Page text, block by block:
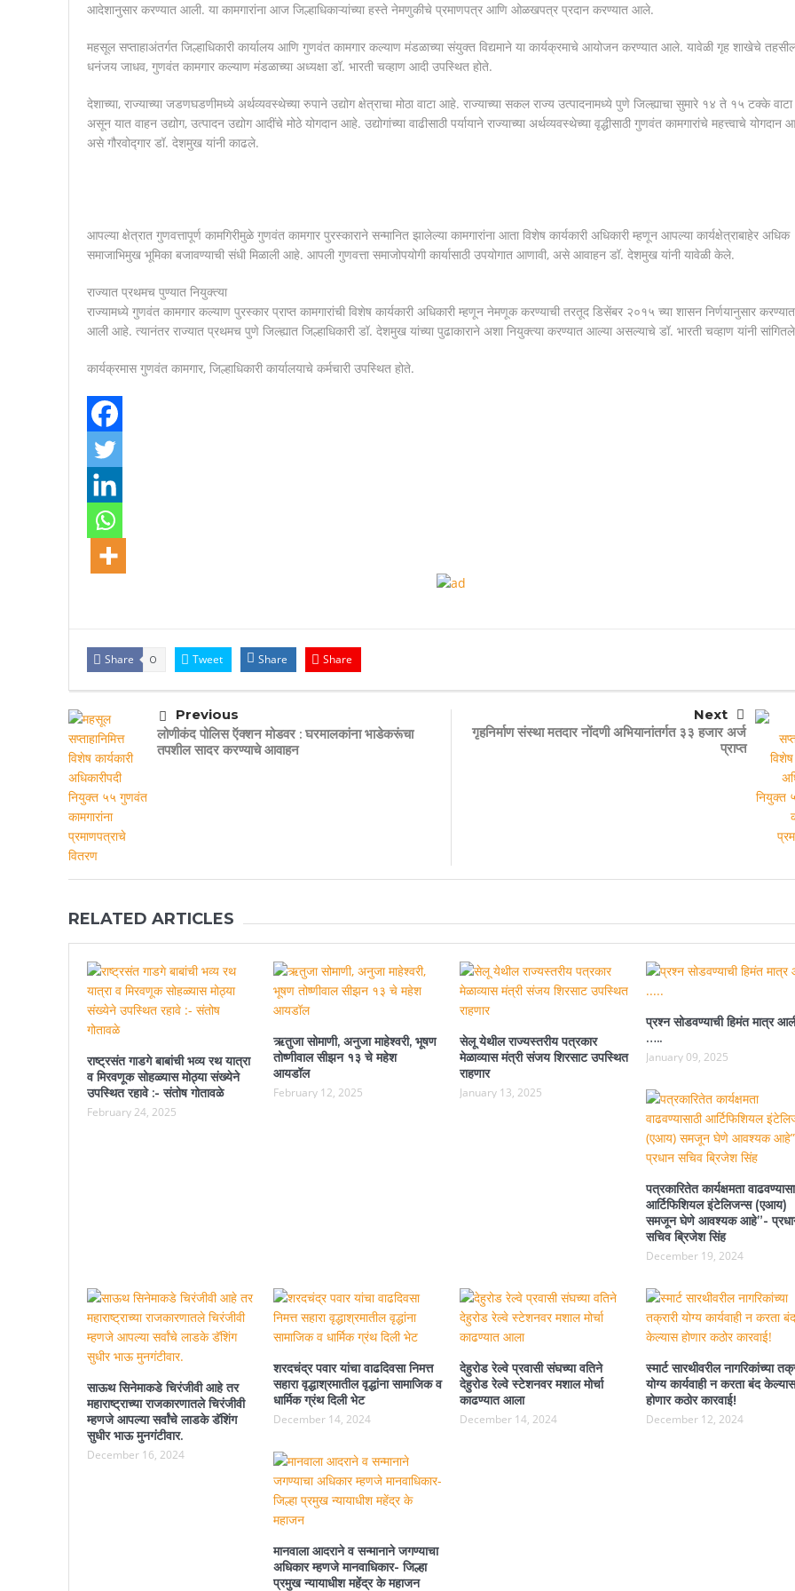
आदेशानुसार करण्यात आली. या कामगारांना आज जिल्हाधिकाऱ्यांच्या हस्ते नेमणुकीचे प्रमाणपत्र आणि ओळखपत्र प्रदान करण्यात आले.
महसूल सप्ताहाअंतर्गत जिल्हाधिकारी कार्यालय आणि गुणवंत कामगार कल्याण मंडळाच्या संयुक्त विद्यमाने या कार्यक्रमाचे आयोजन करण्यात आले. यावेळी गृह शाखेचे
धनंजय जाधव, गुणवंत कामगार कल्याण मंडळाच्या अध्यक्षा डॉ. भारती चव्हाण आदी उपस्थित होते.
देशाच्या, राज्याच्या जडणघडणीमध्ये अर्थव्यवस्थेच्या रुपाने उद्योग क्षेत्राचा मोठा वाटा आहे. राज्याच्या सकल राज्य उत्पादनामध्ये पुणे जिल्ह्याचा सुमारे १४ ते १५ टक्के वाटा
असून यात वाहन उद्योग, उत्पादन उद्योग आदींचे मोठे योगदान आहे. उद्योगांच्या वाढीसाठी पर्यायाने राज्याच्या अर्थव्यवस्थेच्या वृद्धीसाठी गुणवंत कामगारांचे महत्त्वाचे योगदान
असे गौरवोद्गार डॉ. देशमुख यांनी काढले.
आपल्या क्षेत्रात गुणवत्तापूर्ण कामगिरीमुळे गुणवंत कामगार पुरस्काराने सन्मानित झालेल्या कामगारांना आता विशेष कार्यकारी अधिकारी म्हणून आपल्या कार्यक्षेत्राबाहेर अधिक
समाजाभिमुख भूमिका बजावण्याची संधी मिळाली आहे. आपली गुणवत्ता समाजोपयोगी कार्यासाठी उपयोगात आणावी, असे आवाहन डॉ. देशमुख यांनी यावेळी केले.
राज्यात प्रथमच पुण्यात नियुक्त्या
राज्यामध्ये गुणवंत कामगार कल्याण पुरस्कार प्राप्त कामगारांची विशेष कार्यकारी अधिकारी म्हणून नेमणूक करण्याची तरतूद डिसेंबर २०१५ च्या शासन निर्णयानुसार करण्यात
आली आहे. त्यानंतर राज्यात प्रथमच पुणे जिल्ह्यात जिल्हाधिकारी डॉ. देशमुख यांच्या पुढाकाराने अशा नियुक्त्या करण्यात आल्या असल्याचे डॉ. भारती चव्हाण यांनी
कार्यक्रमास गुणवंत कामगार, जिल्हाधिकारी कार्यालयाचे कर्मचारी उपस्थित होते.
Share 0 Tweet Share Share
Previous
लोणीकंद पोलिस ऍक्शन मोडवर : घरमालकांना भाडेकरूंचा
तपशील सादर करण्याचे आवाहन
Next
गृहनिर्माण संस्था मतदार नोंदणी अभियानांतर्गत ३३ हजार अर्ज
प्राप्त
RELATED ARTICLES
राष्ट्रसंत गाडगे बाबांची भव्य रथ यात्रा
व मिरवणूक सोहळ्यास मोठ्या संख्येने
उपस्थित रहावे :- संतोष गोतावळे
February 24, 2025
ऋतुजा सोमाणी, अनुजा माहेश्वरी, भूषण
तोष्णीवाल सीझन १३ चे महेश
आयडॉल
February 12, 2025
सेलू येथील राज्यस्तरीय पत्रकार
मेळाव्यास मंत्री संजय शिरसाट उपस्थित
राहणार
January 13, 2025
प्रश्न सोडवण्याची हिमंत मात्र
…..
January 09, 2025
पत्रकारितेत कार्यक्षमता
आर्टिफिशियल इंटेलिजन्स (एआय)
समजून घेणे आवश्यक आहे”-
सचिव ब्रिजेश सिंह
December 19, 2024
साऊथ सिनेमाकडे चिरंजीवी आहे तर
महाराष्ट्राच्या राजकारणातले चिरंजीवी
म्हणजे आपल्या सर्वांचे लाडके डॅशिंग
सुधीर भाऊ मुनगंटीवार.
December 16, 2024
शरदचंद्र पवार यांचा वाढदिवसा निमत्त
सहारा वृद्धाश्रमातील वृद्धांना सामाजिक व
धार्मिक ग्रंथ दिली भेट
December 14, 2024
देहुरोड रेल्वे प्रवासी संघच्या वतिने
देहुरोड रेल्वे स्टेशनवर मशाल मोर्चा
काढण्यात आला
December 14, 2024
स्मार्ट सारथीवरील नागरिकांच्या
योग्य कार्यवाही न करता बंद केल्यास
होणार कठोर कारवाई!
December 12, 2024
मानवाला आदराने व सन्मानाने जगण्याचा
अधिकार म्हणजे मानवाधिकार- जिल्हा
प्रमुख न्यायाधीश महेंद्र के महाजन